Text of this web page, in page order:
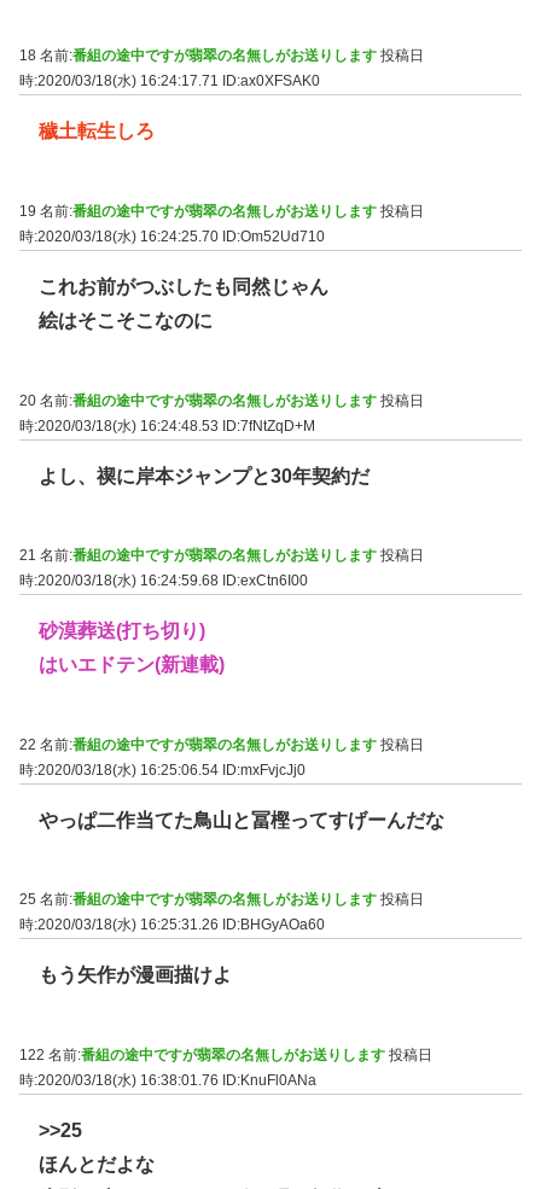
18 名前:番組の途中ですが翡翠の名無しがお送りします 投稿日
時:2020/03/18(水) 16:24:17.71
ID:ax0XFSAK0
穢土転生しろ
19 名前:番組の途中ですが翡翠の名無しがお送りします 投稿日
時:2020/03/18(水) 16:24:25.70 ID:Om52Ud710
これお前がつぶしたも同然じゃん
絵はそこそこなのに
20 名前:番組の途中ですが翡翠の名無しがお送りします 投稿日
時:2020/03/18(水) 16:24:48.53 ID:7fNtZqD+M
よし、禊に岸本ジャンプと30年契約だ
21 名前:番組の途中ですが翡翠の名無しがお送りします 投稿日
時:2020/03/18(水) 16:24:59.68 ID:exCtn6I00
砂漠葬送(打ち切り)
はいエドテン(新連載)
22 名前:番組の途中ですが翡翠の名無しがお送りします 投稿日
時:2020/03/18(水) 16:25:06.54 ID:mxFvjcJj0
やっぱ二作当てた鳥山と冨樫ってすげーんだな
25 名前:番組の途中ですが翡翠の名無しがお送りします 投稿日
時:2020/03/18(水) 16:25:31.26
ID:BHGyAOa60
もう矢作が漫画描けよ
122 名前:番組の途中ですが翡翠の名無しがお送りします 投稿日
時:2020/03/18(水) 16:38:01.76
ID:KnuFl0ANa
>>25
ほんとだよな